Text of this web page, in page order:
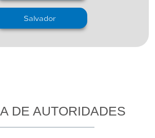
Salvador
DE AUTORIDADES